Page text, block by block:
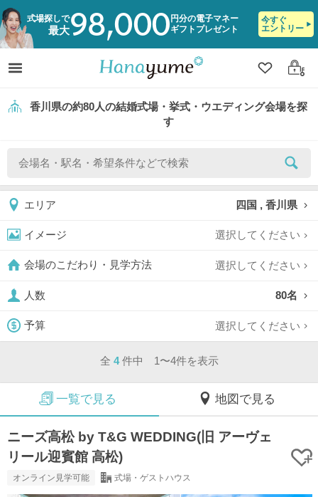
式場探しで
最大98,000 円分の電子マネー
ギフトプレゼント
今すぐ
エントリー
クリップ
ログ
香川県の約80人の結婚式場・挙式・ウエディング会場を探
す
エリア 四国 , 香川県
イメージ 選択してください
会場のこだわり・見学方法 選択してください
人数 80名
予算 選択してください
全 4 件中 1〜4件を表示
一覧で見る 地図で見る
ニーズ高松 by T&G WEDDING(旧 アーヴェ
リール迎賓館 高松)
オンライン見学可能 式場・ゲストハウス